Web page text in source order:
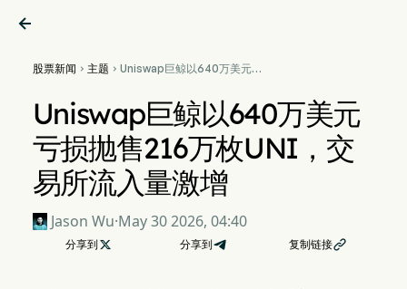

股票新闻  主题  Uniswap巨鲸以640万美元亏
Uniswap巨鲸以640万美元
亏损抛售216万枚UNI，交
易所流入量激增
Jason Wu·May 30 2026, 04:40
分享到  分享到 复制链接